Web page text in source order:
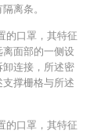
离条。
的口罩，其特征
面部的一侧设
连接，所述密
撑栅格与所述
的口罩，其特征